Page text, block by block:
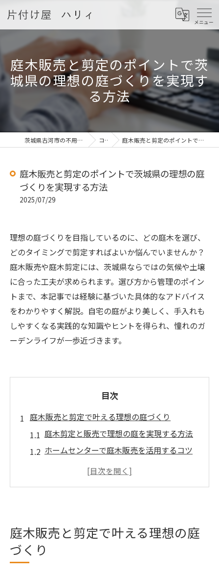
庭木販売と剪定のポイントで茨
城県の理想の庭づくりを実現す
る方法
茨城県古河市の不用品回収なら片付け屋 ハリィ コラム 庭木販売と剪定のポイントで茨城県の理想の庭づくりを実現する方法
庭木販売と剪定のポイントで茨城県の理想の庭
づくりを実現する方法
2025/07/29
理想の庭づくりを目指しているのに、どの庭木を選び、
どのタイミングで剪定すればよいか悩んでいませんか？
庭木販売や庭木剪定には、茨城県ならではの気候や土壌
に合った工夫が求められます。選び方から管理のポイン
トまで、本記事では経験に基づいた具体的なアドバイス
をわかりやすく解説。自宅の庭がより美しく、手入れも
しやすくなる実践的な知識やヒントを得られ、憧れのガ
ーデンライフが一歩近づきます。
目次
庭木販売と剪定で叶える理想の庭づくり
庭木剪定と販売で理想の庭を実現する方法
ホームセンターで庭木販売を活用するコツ
庭木販売店選びで差がつく剪定のポイント
近くの植木販売利用で庭木剪定も快適に
茨城県の庭に合う庭木選びと手入れ術
庭木販売と剪定で叶える理想の庭
づくり